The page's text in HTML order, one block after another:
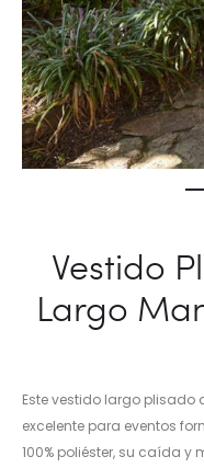
Vestido
Largo
Este vestido largo plisado
excelente para eventos
100% poliéster, su caída